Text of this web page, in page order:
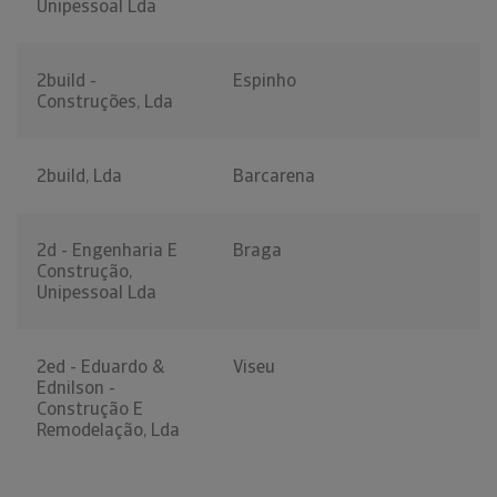
Unipessoal Lda
2build -
Construções, Lda
Espinho
2build, Lda Barcarena
2d - Engenharia E
Construção,
Unipessoal Lda
Braga
2ed - Eduardo &
Ednilson -
Construção E
Remodelação, Lda
Viseu